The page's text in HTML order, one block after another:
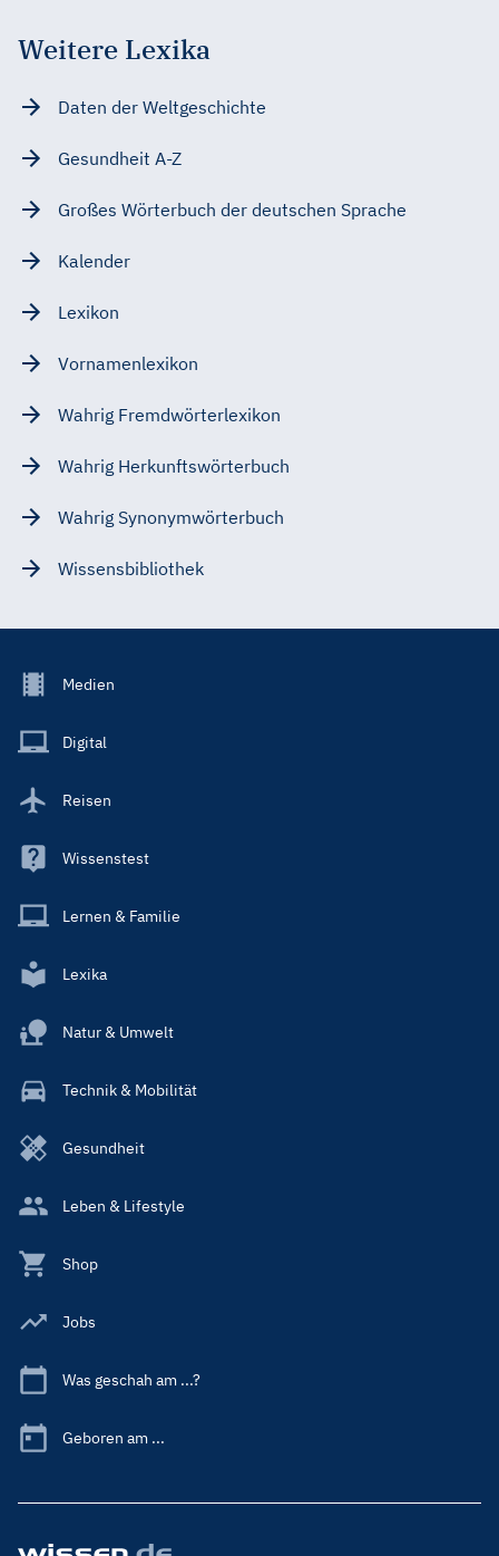
Weitere Lexika
Daten der Weltgeschichte
Gesundheit A-Z
Großes Wörterbuch der deutschen Sprache
Kalender
Lexikon
Vornamenlexikon
Wahrig Fremdwörterlexikon
Wahrig Herkunftswörterbuch
Wahrig Synonymwörterbuch
Wissensbibliothek
Footer
Main
Medien
Digital
Reisen
Wissenstest
Lernen & Familie
Lexika
Natur & Umwelt
Technik & Mobilität
Gesundheit
Leben & Lifestyle
Shop
Jobs
Was geschah am ...?
Geboren am ...